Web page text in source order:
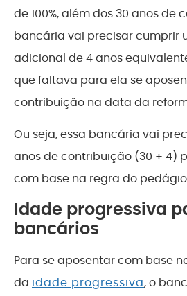
de 100%, além dos 30 anos de
bancária vai precisar cumprir
adicional de 4 anos
que faltava para ela se
contribuição na data da
Ou seja, essa bancária vai
anos de contribuição (30 + 4)
com base na regra do pedágio
Idade progressiva
bancários
Para se aposentar com base
da idade progressiva, o